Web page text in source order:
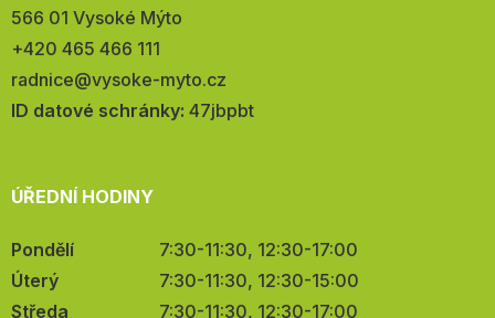
566 01 Vysoké Mýto
Telefon:
+420 465 466 111
E-
mail:
radnice@vysoke-myto.cz
ID datové schránky: 47jbpbt
ÚŘEDNÍ HODINY
Pondělí
7:30-11:30, 12:30-17:00
Úterý
7:30-11:30, 12:30-15:00
Středa
7:30-11:30, 12:30-17:00